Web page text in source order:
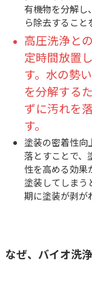
有機物を分解し
ら除去すること
高圧洗浄と
定時間放置
す。水の勢
を分解する
ずに汚れを
す。
塗装の密着性向
落とすことで、
性を高める効果
塗装してしまう
期に塗装が剥が
なぜ、バイオ洗